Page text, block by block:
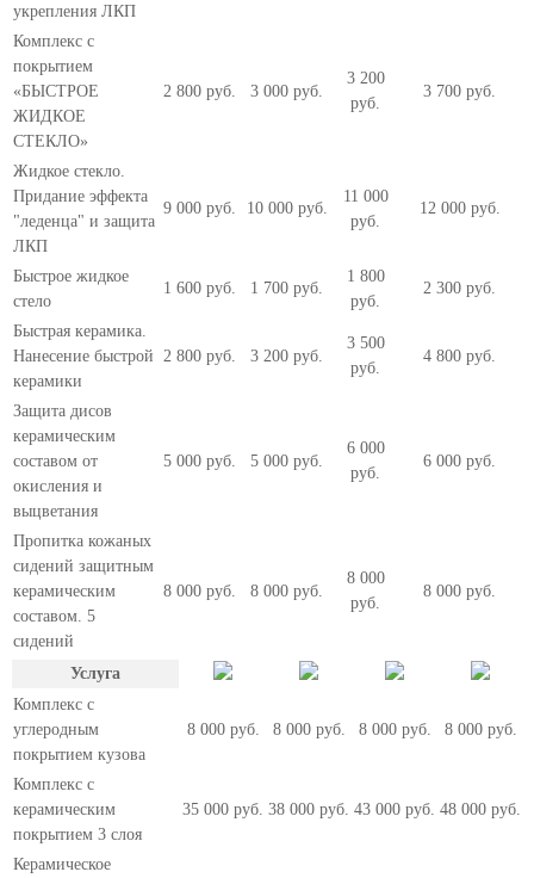
укрепления ЛКП
Комплекс с
покрытием
«БЫСТРОЕ
ЖИДКОЕ
СТЕКЛО»
2 800 руб. 3 000 руб.
3 200
руб.
3 700 руб.
Жидкое стекло.
Придание эффекта
"леденца" и защита
ЛКП
9 000 руб. 10 000 руб.
11 000
руб.
12 000 руб.
Быстрое жидкое
стело
1 600 руб. 1 700 руб.
1 800
руб.
2 300 руб.
Быстрая керамика.
Нанесение быстрой
керамики
2 800 руб. 3 200 руб.
3 500
руб.
4 800 руб.
Защита дисов
керамическим
составом от
окисления и
выцветания
5 000 руб. 5 000 руб.
6 000
руб.
6 000 руб.
Пропитка кожаных
сидений защитным
керамическим
составом. 5
сидений
8 000 руб. 8 000 руб.
8 000
руб.
8 000 руб.
Услуга
Комплекс с
углеродным
покрытием кузова
8 000 руб. 8 000 руб. 8 000 руб. 8 000 руб.
Комплекс с
керамическим
покрытием 3 слоя
35 000 руб. 38 000 руб. 43 000 руб. 48 000 руб.
Керамическое